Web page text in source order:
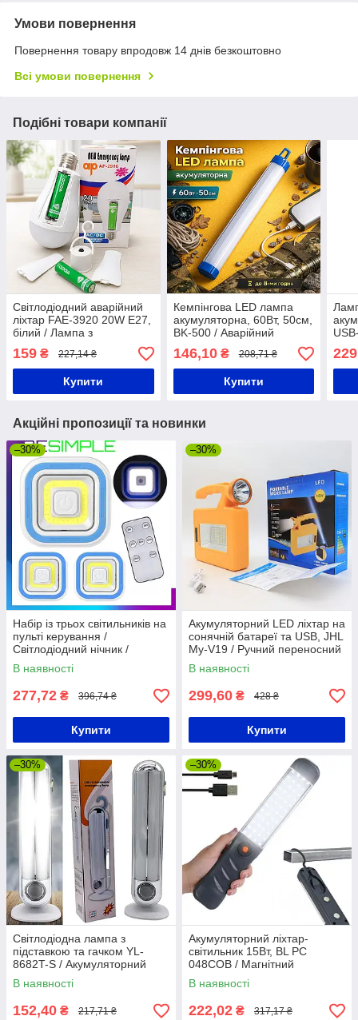
Умови повернення
Повернення товару впродовж 14 днів безкоштовно
Всі умови повернення
Подібні товари компанії
Світлодіодний аварійний
ліхтар FAE-3920 20W E27,
білий / Лампа з
кемпінгу / Підвісний
світильник
159 ₴ 227,14 ₴
Купити
Кемпінгова LED лампа
акумуляторна, 60Вт, 50см,
BK-500 / Аварійний
кемпінгу / Світлодіодний
ліхтар з гачком
146,10₴ 208,71 ₴
Купити
229
Акційні пропозиції та новинки
–30%
Набір із трьох світильників на
пульті керування /
Світлодіодний нічник /
Автономні LED лампи на
батарейках
В наявності
277,72 ₴ 396,74 ₴
Купити
–30%
Акумуляторний LED ліхтар на
сонячній батареї та USB, JHL
My-V19 / Ручний переносний
ліхтар
В наявності
299,60 ₴ 428 ₴
Купити
–30%
Світлодіодна лампа з
підставкою та гачком YL-
8682T-S / Акумуляторний
світильник / Кемпінговий
ліхтар
В наявності
152,40 ₴ 217,71 ₴
–30%
Акумуляторний ліхтар-
світильник 15Вт, BL PC
048COB / Магнітний
світлодіодний ліхтарик з
гачком
В наявності
222,02 ₴ 317,17 ₴